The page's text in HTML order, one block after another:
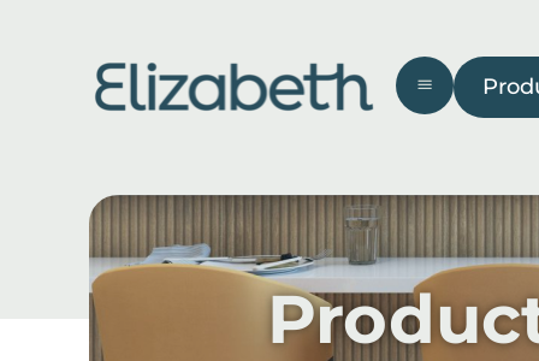
Área
externa
Baño Cochera